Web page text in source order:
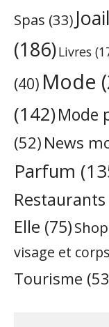
Spas (33)
(186)Livres
(40) Mode
(142)Mode
(52) News
Parfum
Restaurants
Elle (75)
visage et corps
Tourisme